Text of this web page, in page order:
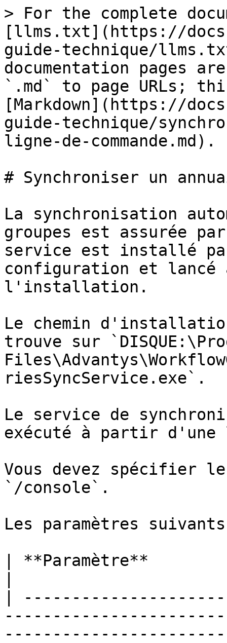
> For the complete
[llms.txt](https://
guide-technique/
documentation pages
`.md` to page URLs;
[Markdown](https://
guide-technique/
ligne-de-commande.md).
# Synchroniser un
La synchronisation
groupes est assurée
service est installé
configuration et lancé
l'installation.
Le chemin
trouve sur
riesSyncService.exe`.
Le service de
exécuté à partir d'une
Vous devez spécifier
`/console`.
Les paramètres
| **Paramètre**
|